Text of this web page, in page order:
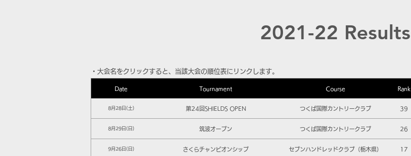
2021-22 Results
​・大会名をクリックすると、当該大会の順位表にリンクします。
Date Tournament Course Rank
8月28日(土) 第24回SHIELDS OPEN つくば国際カントリークラブ 39
8月29日(日) 筑波オープン つくば国際カントリークラブ 26
9月26日(日) さくらチャンピオンシップ セブンハンドレッドクラブ（栃木県） 17